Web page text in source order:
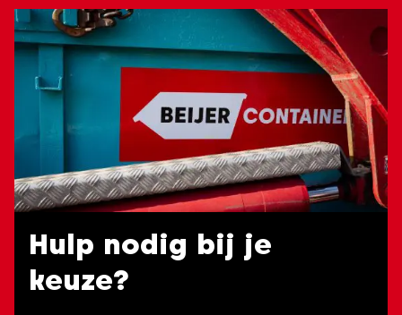
Hulp nodig bij je
keuze?